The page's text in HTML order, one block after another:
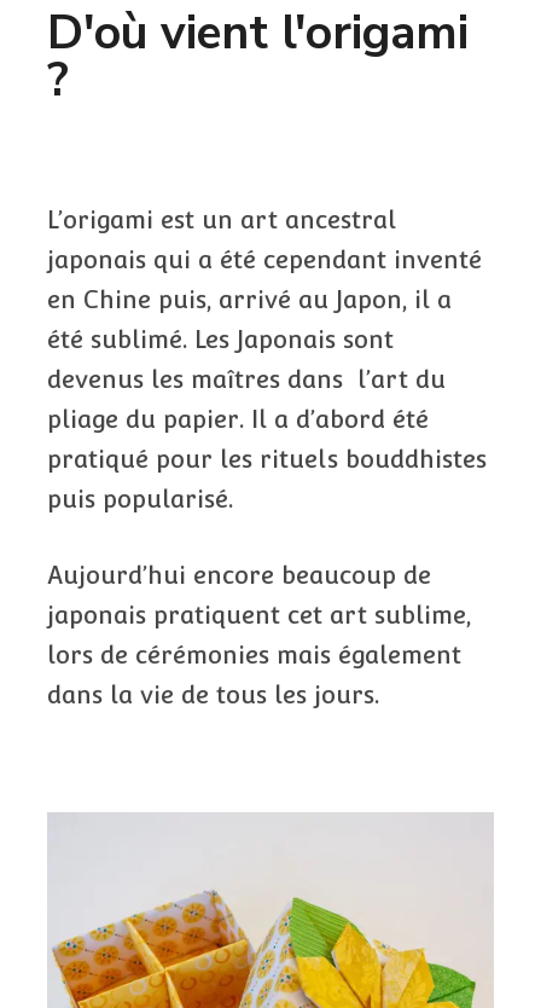
D'où vient l'origami
?
L’origami est un art ancestral
japonais qui a été cependant inventé
en Chine puis, arrivé au Japon, il a
été sublimé. Les Japonais sont
devenus les maîtres dans l’art du
pliage du papier. Il a d’abord été
pratiqué pour les rituels bouddhistes
puis popularisé.
Aujourd’hui encore beaucoup de
japonais pratiquent cet art sublime,
lors de cérémonies mais également
dans la vie de tous les jours.